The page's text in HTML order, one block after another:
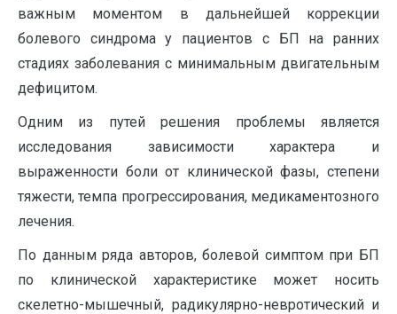
важным моментом в дальнейшей коррекции
болевого синдрома у пациентов с БП на ранних
стадиях заболевания с минимальным двигательным
дефицитом.
Одним из путей решения проблемы является
исследования зависимости характера и
выраженности боли от клинической фазы, степени
тяжести, темпа прогрессирования, медикаментозного
лечения.
По данным ряда авторов, болевой симптом при БП
по клинической характеристике может носить
скелетно-мышечный, радикулярно-невротический и